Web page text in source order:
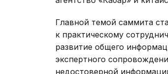
Главной темой саммита
к практическому
развитие общего
экспертного
недостоверной